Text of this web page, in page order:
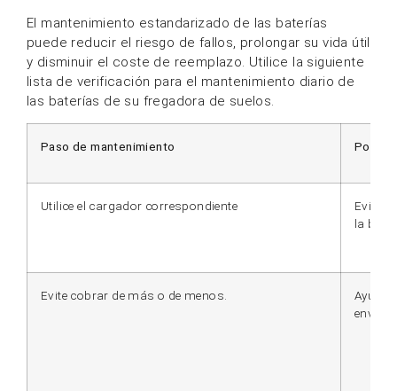
El mantenimiento estandarizado de las baterías
puede reducir el riesgo de fallos, prolongar su vida útil
y disminuir el coste de reemplazo. Utilice la siguiente
lista de verificación para el mantenimiento diario de
las baterías de su fregadora de suelos.
Paso de mantenimiento Por
Utilice el cargador correspondiente
Evita
la
Evite cobrar de más o de menos.
Ayuda